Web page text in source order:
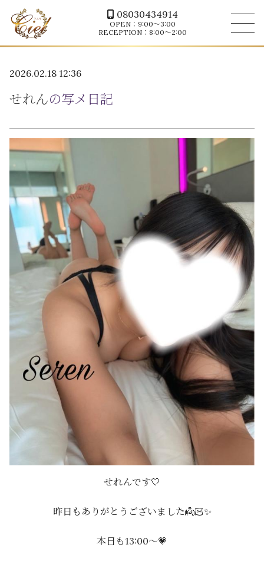
08030434914
OPEN：9:00～3:00
RECEPTION：8:00～2:00
2026.02.18 12:36
せれんの写メ日記
せれんです🤍
昨日もありがとうございました👼🏻✨
本日も13:00〜💗